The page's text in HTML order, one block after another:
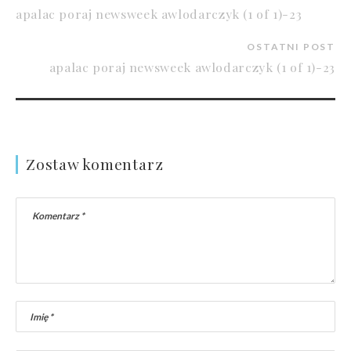
apalac poraj newsweek awlodarczyk (1 of 1)-23
OSTATNI POST
apalac poraj newsweek awlodarczyk (1 of 1)-23
Zostaw komentarz